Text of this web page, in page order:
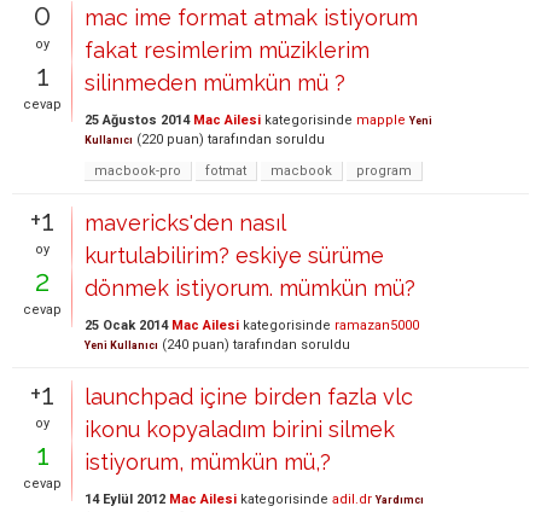
0
oy
1
cevap
mac ime format atmak istiyorum
fakat resimlerim müziklerim
silinmeden mümkün mü ?
25 Ağustos 2014 Mac Ailesi kategorisinde mapple Yeni
Kullanıcı (220 puan) tarafından soruldu
macbook-pro
fotmat macbook program
+1
oy
2
cevap
mavericks'den nasıl
kurtulabilirim? eskiye sürüme
dönmek istiyorum. mümkün mü?
25 Ocak 2014 Mac Ailesi kategorisinde ramazan5000
Yeni Kullanıcı (240 puan) tarafından soruldu
+1
oy
1
cevap
launchpad içine birden fazla vlc
ikonu kopyaladım birini silmek
istiyorum, mümkün mü,?
14 Eylül 2012 Mac Ailesi kategorisinde adil.dr Yardımcı